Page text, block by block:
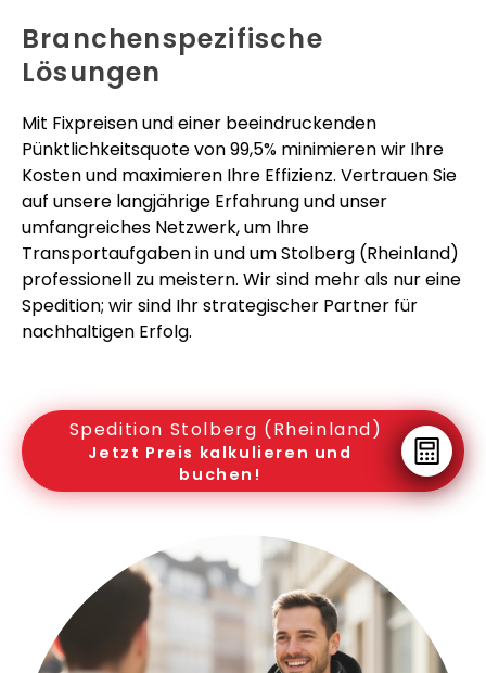
Branchenspezifische
Lösungen
Mit Fixpreisen und einer beeindruckenden
Pünktlichkeitsquote von 99,5% minimieren wir Ihre
Kosten und maximieren Ihre Effizienz. Vertrauen Sie
auf unsere langjährige Erfahrung und unser
umfangreiches Netzwerk, um Ihre
Transportaufgaben in und um Stolberg (Rheinland)
professionell zu meistern. Wir sind mehr als nur eine
Spedition; wir sind Ihr strategischer Partner für
nachhaltigen Erfolg.
Spedition Stolberg (Rheinland)
Jetzt Preis kalkulieren und
buchen!